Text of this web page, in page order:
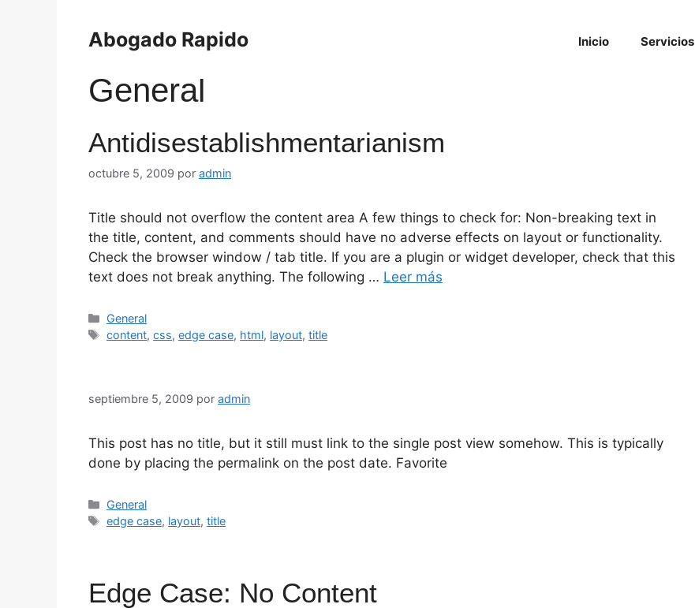
contenido
Abogado Rapido Inicio Servicios
General
Antidisestablishmentarianism
octubre 5, 2009 por admin
Title should not overflow the content area A few things to check for: Non-breaking text in
the title, content, and comments should have no adverse effects on layout or functionality.
Check the browser window / tab title. If you are a plugin or widget developer, check that this
text does not break anything. The following … Leer más
Categorías
General
Etiquetas
content,css,edge case, html, layout,title
septiembre 5, 2009 por admin
This post has no title, but it still must link to the single post view somehow. This is typically
done by placing the permalink on the post date. Favorite
Categorías
General
Etiquetas
edge case, layout,title
Edge Case: No Content